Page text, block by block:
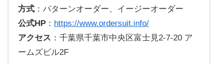
方式 ：パターンオーダー、イージーオーダー
公式HP ： https://www.ordersuit.info/
アクセス ：千葉県千葉市中央区富士見2-7-20 ア
ームズビル2F